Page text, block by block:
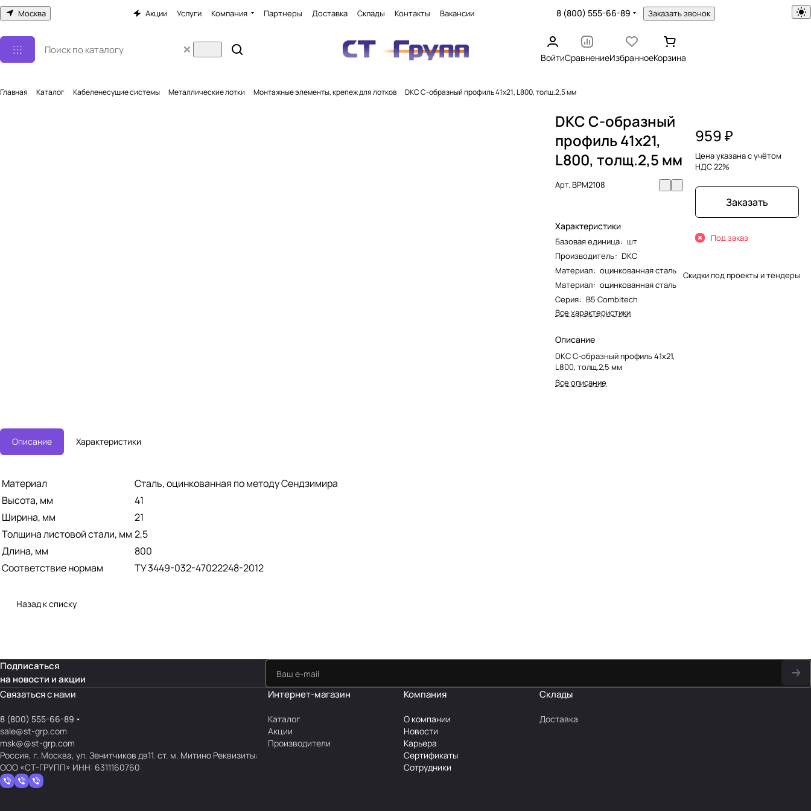
Москва Акции Услуги Компания Партнеры Доставка Склады Контакты Вакансии 8 (800) 555-66-89 Заказать звонок
ВойтиСравнениеИзбранноеКорзина
Главная Каталог Кабеленесущие системы Металлические лотки Монтажные элементы, крепеж для лотков DKC С-образный профиль 41х21, L800, толщ.2,5 мм
DKC С-образный
профиль 41х21,
L800, толщ.2,5 мм
Арт.BPM2108
Характеристики
Базовая единица: шт
Производитель: DKC
Материал: оцинкованная сталь
Материал: оцинкованная сталь
Серия: B5 Combitech
Все характеристики
Описание
DKC С-образный профиль 41х21,
L800, толщ.2,5 мм
Все описание
959 ₽
Цена указана с учётом
НДС 22%
Заказать
Под заказ
Скидки под проекты и тендеры
Описание Характеристики
Материал
Сталь, оцинкованная по методу Сендзимира
Высота, мм
41
Ширина, мм
21
Толщина листовой стали, мм 2,5
Длина, мм
800
Соответствие нормам
ТУ 3449-032-47022248-2012
Назад к списку
Подписаться
на новости и акции
Связаться с нами
8 (800) 555-66-89
sale@st-grp.com
msk@@st-grp.com
Россия, г. Москва, ул. Зенитчиков дв11. ст. м. Митино Реквизиты:
ООО «СТ-ГРУПП» ИНН: 6311160760
Интернет-магазин
Каталог
Акции
Производители
Компания
О компании
Новости
Карьера
Сертификаты
Сотрудники
Склады
Доставка